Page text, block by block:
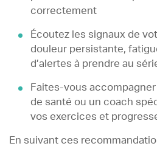
correctement
Écoutez les signaux de
douleur persistante,
d’alertes à prendre au
Faites-vous
de santé ou un coach
vos exercices et
En suivant ces